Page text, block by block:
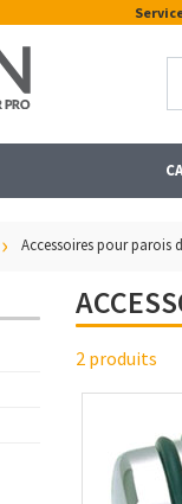
Accessoires pour parois
2 produits